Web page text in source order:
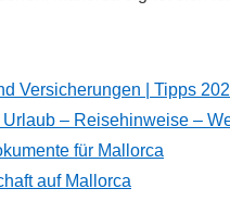
Versicherungen | Tipps
– Reisehinweise –
für Mallorca
auf Mallorca